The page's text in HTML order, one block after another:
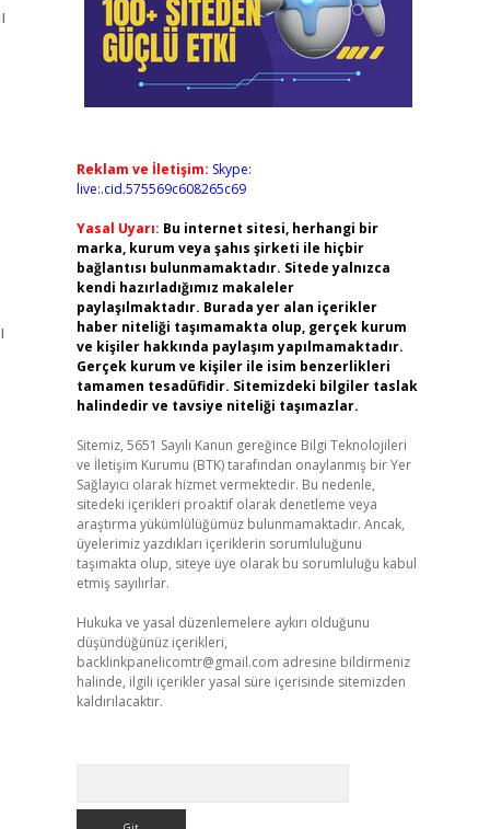
Reklam ve İletişim: Skype:
live:.cid.575569c608265c69
Yasal Uyarı: Bu internet sitesi, herhangi bir
marka, kurum veya şahıs şirketi ile hiçbir
bağlantısı bulunmamaktadır. Sitede yalnızca
kendi hazırladığımız makaleler
paylaşılmaktadır. Burada yer alan içerikler
haber niteliği taşımamakta olup, gerçek kurum
ve kişiler hakkında paylaşım yapılmamaktadır.
Gerçek kurum ve kişiler ile isim benzerlikleri
tamamen tesadüfidir. Sitemizdeki bilgiler taslak
halindedir ve tavsiye niteliği taşımazlar.
Sitemiz, 5651 Sayılı Kanun gereğince Bilgi Teknolojileri
ve İletişim Kurumu (BTK) tarafından onaylanmış bir Yer
Sağlayıcı olarak hizmet vermektedir. Bu nedenle,
sitedeki içerikleri proaktif olarak denetleme veya
araştırma yükümlülüğümüz bulunmamaktadır. Ancak,
üyelerimiz yazdıkları içeriklerin sorumluluğunu
taşımakta olup, siteye üye olarak bu sorumluluğu kabul
etmiş sayılırlar.
Hukuka ve yasal düzenlemelere aykırı olduğunu
düşündüğünüz içerikleri,
backlinkpanelicomtr@gmail.com adresine bildirmeniz
halinde, ilgili içerikler yasal süre içerisinde sitemizden
kaldırılacaktır.